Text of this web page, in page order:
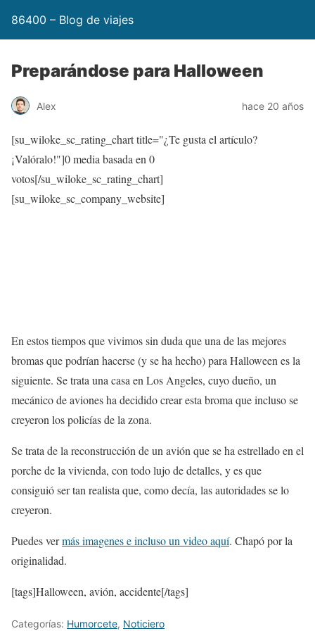
86400 – Blog de viajes
Preparándose para Halloween
Alex hace 20 años
[su_wiloke_sc_rating_chart title="¿Te gusta el artículo?
¡Valóralo!"]0media basada en 0
votos[/su_wiloke_sc_rating_chart]
[su_wiloke_sc_company_website]
En estos tiempos que vivimos sin duda que una de las mejores
bromas que podrían hacerse (y se ha hecho) para Halloween es la
siguiente. Se trata una casa en Los Angeles, cuyo dueño, un
mecánico de aviones ha decidido crear esta broma que incluso se
creyeron los policías de la zona.
Se trata de la reconstrucción de un avión que se ha estrellado en el
porche de la vivienda, con todo lujo de detalles, y es que
consiguió ser tan realista que, como decía, las autoridades se lo
creyeron.
Puedes vermás imagenes e incluso un video aquí. Chapó por la
originalidad.
[tags]Halloween, avión, accidente[/tags]
Categorías: Humorcete, Noticiero